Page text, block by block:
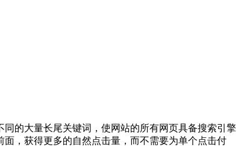
的大量长尾关键词，使网站的所有网页具备搜索引擎
，获得更多的自然点击量，而不需要为单个点击付